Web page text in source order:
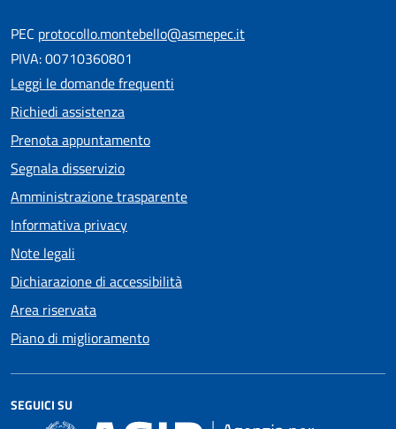
PEC protocollo.montebello@asmepec.it
PIVA: 00710360801
Leggi le domande frequenti
Richiedi assistenza
Prenota appuntamento
Segnala disservizio
Amministrazione trasparente
Informativa privacy
Note legali
Dichiarazione di accessibilità
Area riservata
Piano di miglioramento
SEGUICI SU